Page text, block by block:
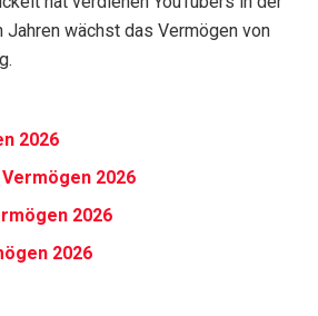
wächst das Vermögen von
2026
2026
2026
2026